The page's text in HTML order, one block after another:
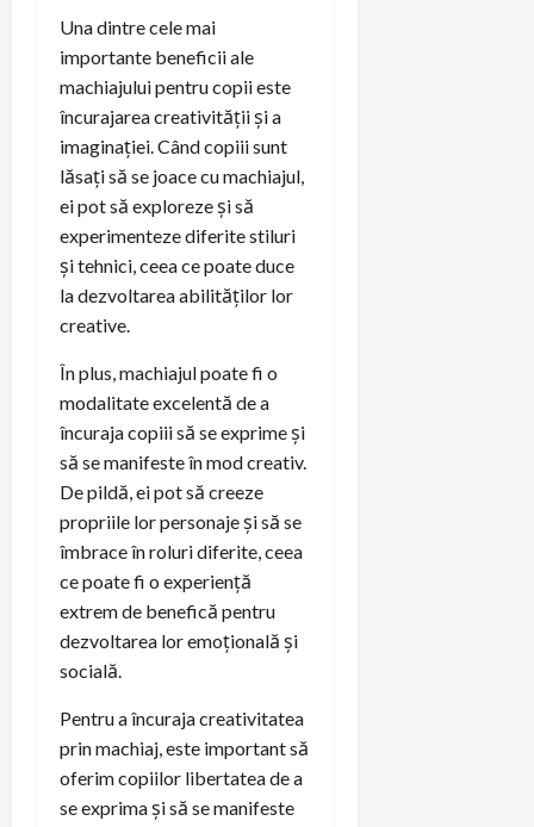
Una dintre cele mai
importante beneficii ale
machiajului pentru copii este
încurajarea creativității și a
imaginației. Când copiii sunt
lăsați să se joace cu machiajul,
ei pot să exploreze și să
experimenteze diferite stiluri
și tehnici, ceea ce poate duce
la dezvoltarea abilităților lor
creative.
În plus, machiajul poate fi o
modalitate excelentă de a
încuraja copiii să se exprime și
să se manifeste în mod creativ.
De pildă, ei pot să creeze
propriile lor personaje și să se
îmbrace în roluri diferite, ceea
ce poate fi o experiență
extrem de benefică pentru
dezvoltarea lor emoțională și
socială.
Pentru a încuraja creativitatea
prin machiaj, este important să
oferim copiilor libertatea de a
se exprima și să se manifeste